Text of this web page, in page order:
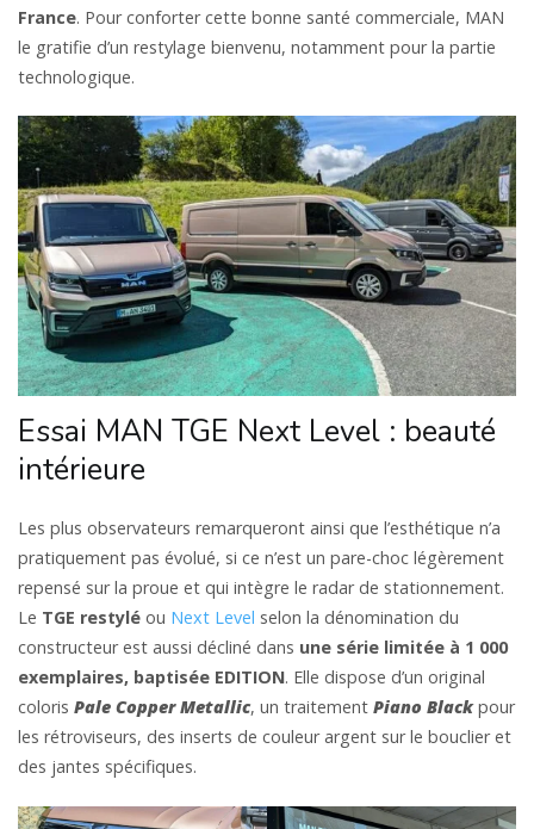
France. Pour conforter cette bonne santé commerciale, MAN
le gratifie d’un restylage bienvenu, notamment pour la partie
technologique.
Essai MAN TGE Next Level : beauté
intérieure
Les plus observateurs remarqueront ainsi que l’esthétique n’a
pratiquement pas évolué, si ce n’est un pare-choc légèrement
repensé sur la proue et qui intègre le radar de stationnement.
Le TGE restylé ou Next Level selon la dénomination du
constructeur est aussi décliné dans une série limitée à 1 000
exemplaires, baptisée EDITION. Elle dispose d’un original
coloris Pale Copper Metallic, un traitement Piano Blackpour
les rétroviseurs, des inserts de couleur argent sur le bouclier et
des jantes spécifiques.